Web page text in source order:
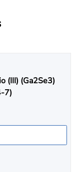
(III) (Ga2Se3)
7)